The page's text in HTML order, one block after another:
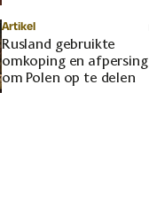
Artikel
Rusland gebruikte
omkoping en afpersing
om Polen op te delen